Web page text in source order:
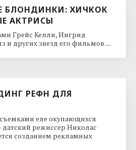
БЛОНДИНКИ: ХИЧКОК
АКТРИСЫ
Грейс Келли, Ингрид
других звезд его фильмов. ...
РЕФН ДЛЯ
еле окупающихся
режиссер Николас
созданием рекламных